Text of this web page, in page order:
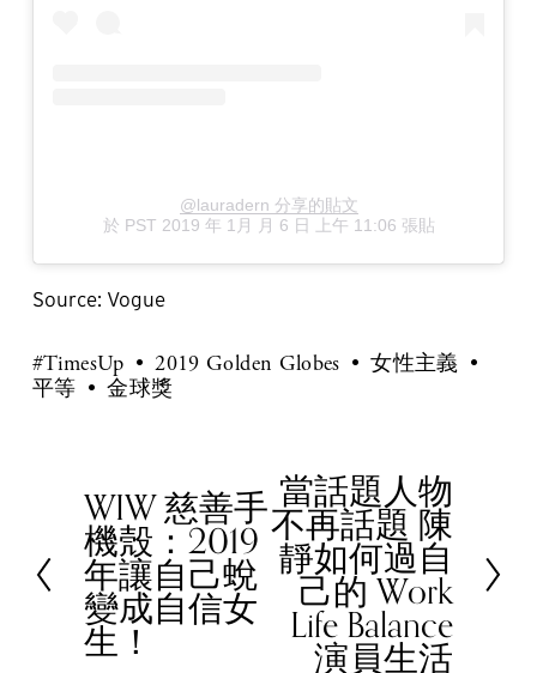
@lauradern 分享的貼文
於 PST 2019 年 1月 月 6 日 上午 11:06 張貼
Source: Vogue
#TimesUp 2019 Golden Globes
女性主義
平等
金球獎
P
r
e
v
i
WIW 慈善手
機殼：2019
年讓自己蛻
變成自信女
生！
N
e
當話題人物
不再話題 陳
靜如何過自
己的 Work
Life Balance
演員生活